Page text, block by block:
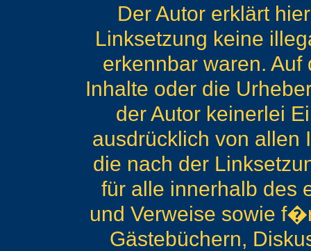
Der Autor erklärt
Linksetzung keine
erkennbar waren.
Inhalte oder die
der Autor keinerlei
ausdrücklich von allen
die nach der
für alle innerhalb des
und Verweise sowie
Gästebüchern,